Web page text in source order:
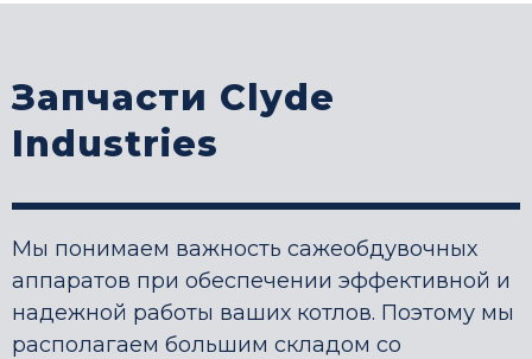
Запчасти Clyde
Industries
Мы понимаем важность сажеобдувочных
аппаратов при обеспечении эффективной и
надежной работы ваших котлов. Поэтому мы
располагаем большим складом со